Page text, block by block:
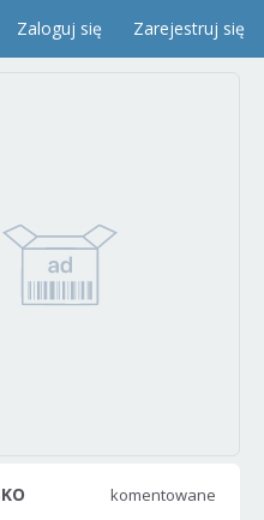
Zaloguj się Zarejestruj się
komentowane